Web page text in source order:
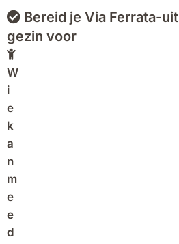
Bereid je Via Ferrata-
gezin voor
W
i
e
k
a
n
m
e
e
d